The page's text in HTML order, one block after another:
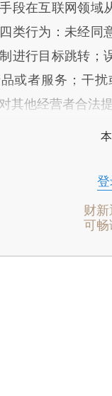
段在互联网领域
类行为：未经同
进行目标跳转；
或者服务；干
其他经营者合法
财新
可畅